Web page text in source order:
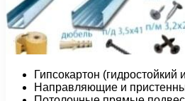
Гипсокартон (гидростойкий
Направляющие и